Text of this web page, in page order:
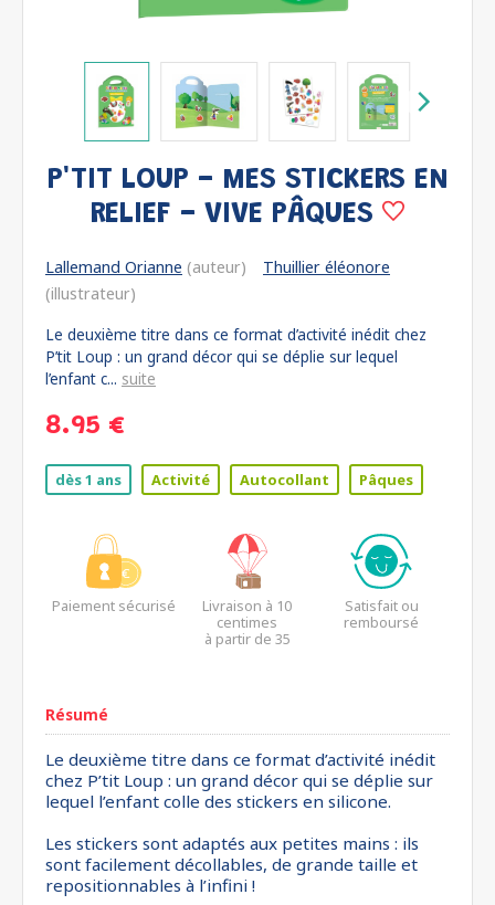
P'TIT LOUP - MES STICKERS EN
RELIEF - VIVE PÂQUES
Lallemand Orianne (auteur)
Thuillier éléonore
(illustrateur)
Le deuxième titre dans ce format d’activité inédit chez
P’tit Loup : un grand décor qui se déplie sur lequel
l’enfant c... suite
8.95 €
dès 1 ans Activité Autocollant Pâques
Paiement sécurisé
Livraison à 10
centimes
à partir de 35
Satisfait ou
remboursé
Résumé
Le deuxième titre dans ce format d’activité inédit
chez P’tit Loup : un grand décor qui se déplie sur
lequel l’enfant colle des stickers en silicone.
Les stickers sont adaptés aux petites mains : ils
sont facilement décollables, de grande taille et
repositionnables à l’infini !